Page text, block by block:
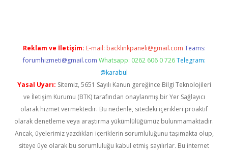
Reklam ve İletişim: E-mail: backlinkpaneli@gmail.com Teams:
forumhizmeti@gmail.com Whatsapp: 0262 606 0 726 Telegram:
@karabul
Yasal Uyarı: Sitemiz, 5651 Sayılı Kanun gereğince Bilgi Teknolojileri
ve İletişim Kurumu (BTK) tarafından onaylanmış bir Yer Sağlayıcı
olarak hizmet vermektedir. Bu nedenle, sitedeki içerikleri proaktif
olarak denetleme veya araştırma yükümlülüğümüz bulunmamaktadır.
Ancak, üyelerimiz yazdıkları içeriklerin sorumluluğunu taşımakta olup,
siteye üye olarak bu sorumluluğu kabul etmiş sayılırlar. Bu internet